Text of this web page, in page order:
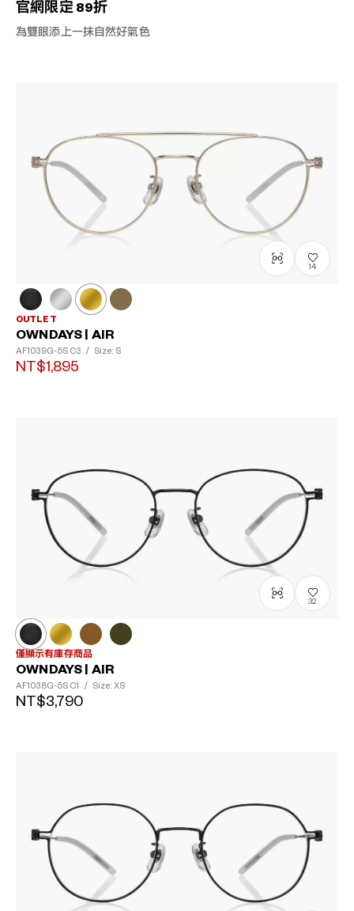
官網限定 89折
為雙眼添上一抹自然好氣色
14
OUTLET
OWNDAYS | AIR
AF1039G-5S C3 / Size: S
NT$1,895
32
僅顯示有庫存商品
OWNDAYS | AIR
AF1038G-5S C1 / Size: XS
NT$3,790